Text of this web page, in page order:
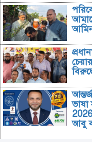
ভাষা
আবু